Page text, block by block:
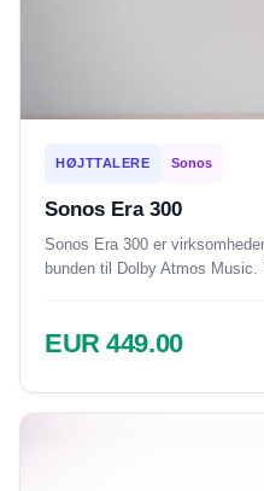
HØJTTALERE Sonos
Sonos Era 300
Sonos Era 300 er
bunden til Dolby Atmos Music.
EUR 449.00